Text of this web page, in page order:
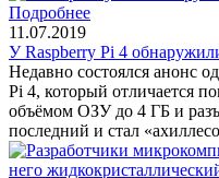
Подробнее
11.07.2019
У Raspberry Pi 4
Недавно состоялся анонс
Pi 4, который отличается
объёмом ОЗУ до 4 ГБ и
последний и стал